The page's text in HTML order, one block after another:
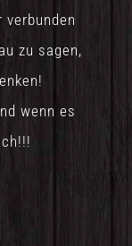
zu sagen,
wenn es